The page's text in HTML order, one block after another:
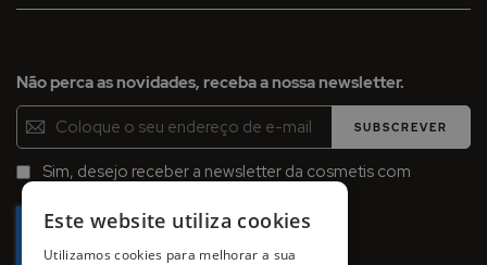
Não perca as novidades, receba a nossa newsletter.
Inscreva-
se
na
Newsletter:
SUBSCREVER
Sim, desejo receber a newsletter da cosmetis com
Este website utiliza cookies
Utilizamos cookies para melhorar a sua